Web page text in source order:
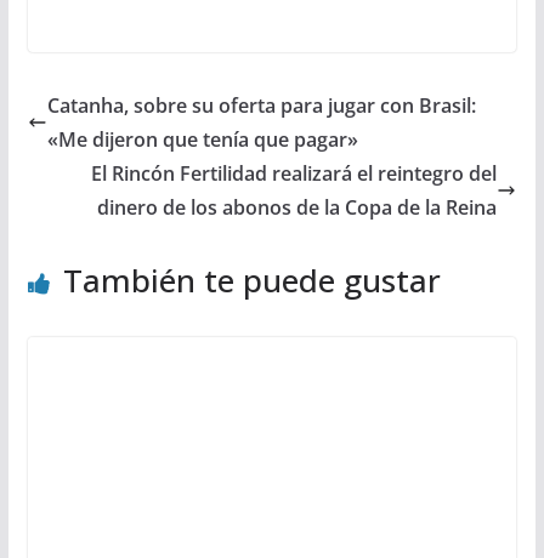
Catanha, sobre su oferta para jugar con Brasil:
«Me dijeron que tenía que pagar»
El Rincón Fertilidad realizará el reintegro del
dinero de los abonos de la Copa de la Reina
También te puede gustar